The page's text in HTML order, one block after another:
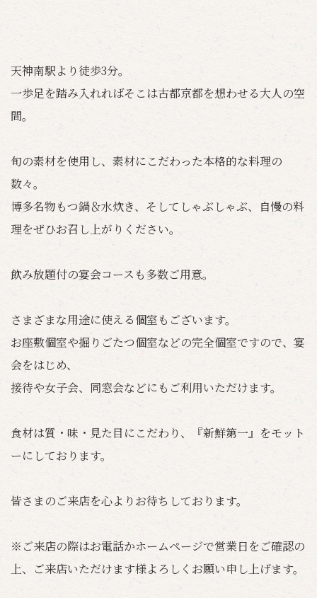
天神南駅より徒歩3分。
一歩足を踏み入れればそこは古都京都を想わせる大人の空
間。
旬の素材を使用し、素材にこだわった本格的な料理の
数々。
博多名物もつ鍋＆水炊き、そしてしゃぶしゃぶ、自慢の料
理をぜひお召し上がりください。
飲み放題付の宴会コースも多数ご用意。
さまざまな用途に使える個室もございます。
お座敷個室や掘りごたつ個室などの完全個室ですので、宴
会をはじめ、
接待や女子会、同窓会などにもご利用いただけます。
食材は質・味・見た目にこだわり、『新鮮第一』をモット
ーにしております。
皆さまのご来店を心よりお待ちしております。
※ご来店の際はお電話かホームページで営業日をご確認の
上、ご来店いただけます様よろしくお願い申し上げます。